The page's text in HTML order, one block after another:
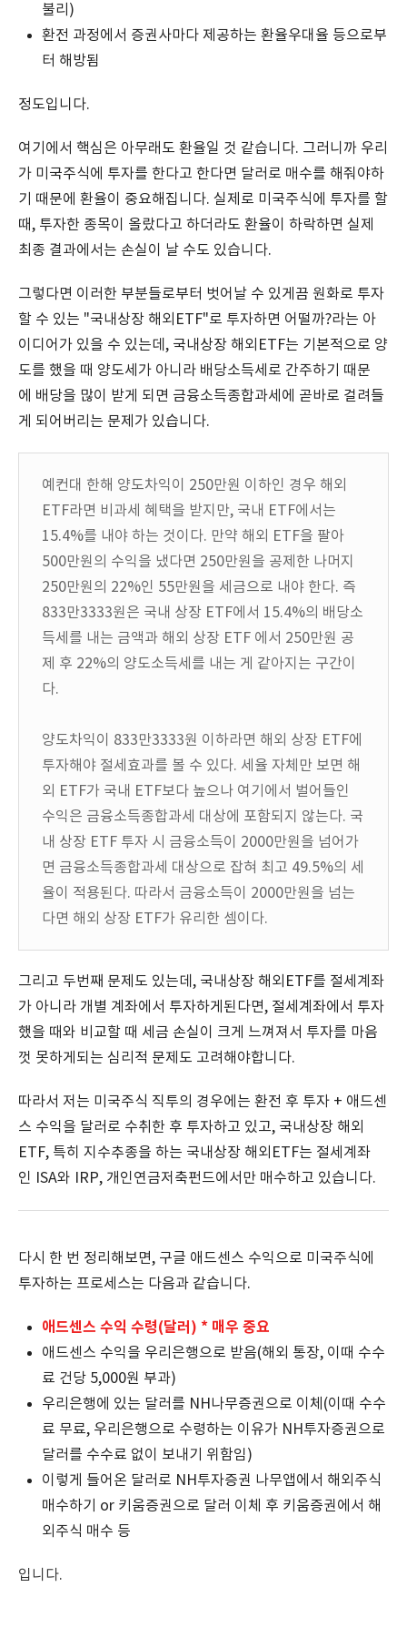
불리)
환전 과정에서 증권사마다 제공하는 환율우대율 등으로부
터 해방됨
정도입니다.
여기에서 핵심은 아무래도 환율일 것 같습니다. 그러니까 우리
가 미국주식에 투자를 한다고 한다면 달러로 매수를 해줘야하
기 때문에 환율이 중요해집니다. 실제로 미국주식에 투자를 할
때, 투자한 종목이 올랐다고 하더라도 환율이 하락하면 실제
최종 결과에서는 손실이 날 수도 있습니다.
그렇다면 이러한 부분들로부터 벗어날 수 있게끔 원화로 투자
할 수 있는 "국내상장 해외ETF"로 투자하면 어떨까?라는 아
이디어가 있을 수 있는데, 국내상장 해외ETF는 기본적으로 양
도를 했을 때 양도세가 아니라 배당소득세로 간주하기 때문
에 배당을 많이 받게 되면 금융소득종합과세에 곧바로 걸려들
게 되어버리는 문제가 있습니다.
예컨대 한해 양도차익이 250만원 이하인 경우 해외
ETF라면 비과세 혜택을 받지만, 국내 ETF에서는
15.4%를 내야 하는 것이다. 만약 해외 ETF을 팔아
500만원의 수익을 냈다면 250만원을 공제한 나머지
250만원의 22%인 55만원을 세금으로 내야 한다. 즉
833만3333원은 국내 상장 ETF에서 15.4%의 배당소
득세를 내는 금액과 해외 상장 ETF 에서 250만원 공
제 후 22%의 양도소득세를 내는 게 같아지는 구간이
다.
양도차익이 833만3333원 이하라면 해외 상장 ETF에
투자해야 절세효과를 볼 수 있다. 세율 자체만 보면 해
외 ETF가 국내 ETF보다 높으나 여기에서 벌어들인
수익은 금융소득종합과세 대상에 포함되지 않는다. 국
내 상장 ETF 투자 시 금융소득이 2000만원을 넘어가
면 금융소득종합과세 대상으로 잡혀 최고 49.5%의 세
율이 적용된다. 따라서 금융소득이 2000만원을 넘는
다면 해외 상장 ETF가 유리한 셈이다.
그리고 두번째 문제도 있는데, 국내상장 해외ETF를 절세계좌
가 아니라 개별 계좌에서 투자하게된다면, 절세계좌에서 투자
했을 때와 비교할 때 세금 손실이 크게 느껴져서 투자를 마음
껏 못하게되는 심리적 문제도 고려해야합니다.
따라서 저는 미국주식 직투의 경우에는 환전 후 투자 + 애드센
스 수익을 달러로 수취한 후 투자하고 있고, 국내상장 해외
ETF, 특히 지수추종을 하는 국내상장 해외ETF는 절세계좌
인 ISA와 IRP, 개인연금저축펀드에서만 매수하고 있습니다.
다시 한 번 정리해보면, 구글 애드센스 수익으로 미국주식에
투자하는 프로세스는 다음과 같습니다.
애드센스 수익 수령(달러) * 매우 중요
애드센스 수익을 우리은행으로 받음(해외 통장, 이때 수수
료 건당 5,000원 부과)
우리은행에 있는 달러를 NH나무증권으로 이체(이때 수수
료 무료, 우리은행으로 수령하는 이유가 NH투자증권으로
달러를 수수료 없이 보내기 위함임)
이렇게 들어온 달러로 NH투자증권 나무앱에서 해외주식
매수하기 or 키움증권으로 달러 이체 후 키움증권에서 해
외주식 매수 등
입니다.